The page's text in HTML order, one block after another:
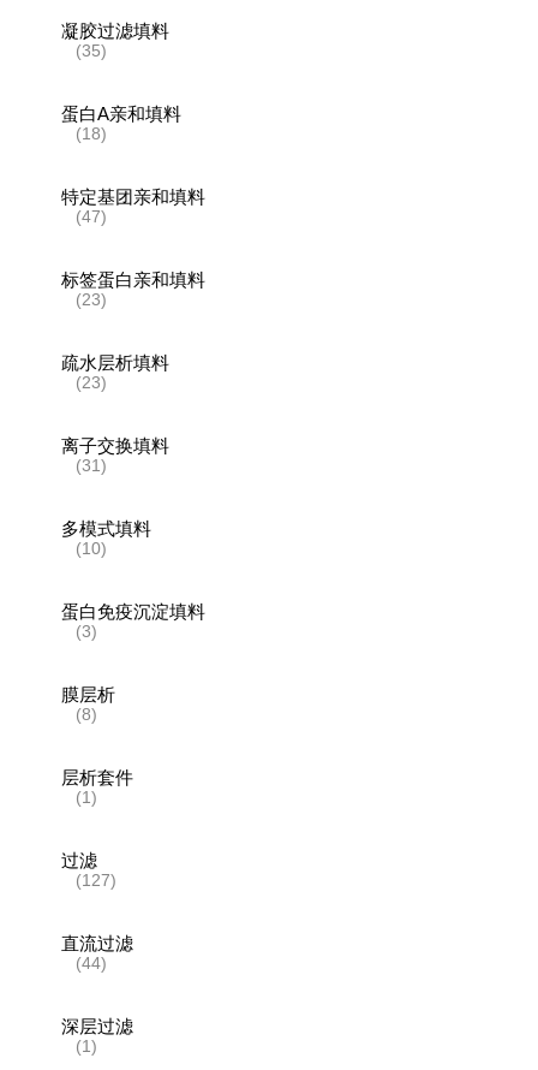
凝胶过滤填料
(35)
蛋白A亲和填料
(18)
特定基团亲和填料
(47)
标签蛋白亲和填料
(23)
疏水层析填料
(23)
离子交换填料
(31)
多模式填料
(10)
蛋白免疫沉淀填料
(3)
膜层析
(8)
层析套件
(1)
过滤
(127)
直流过滤
(44)
深层过滤
(1)